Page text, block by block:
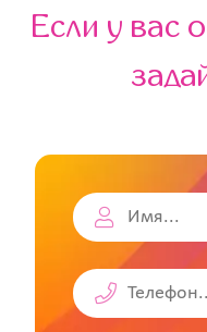
Если у вас